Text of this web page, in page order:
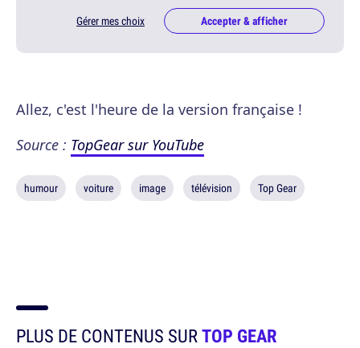
Gérer mes choix Accepter & afficher
Allez, c'est l'heure de la version française !
Source : TopGear sur YouTube
humour voiture image télévision Top Gear
PLUS DE CONTENUS SURTOP GEAR